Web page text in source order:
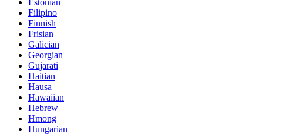
Estonian
Filipino
Finnish
Frisian
Galician
Georgian
Gujarati
Haitian
Hausa
Hawaiian
Hebrew
Hmong
Hungarian